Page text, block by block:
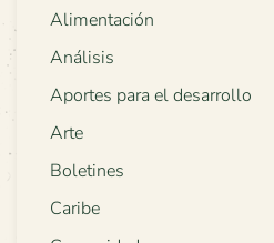
Alimentación
Análisis
Aportes para el desarrollo
Arte
Boletines
Caribe